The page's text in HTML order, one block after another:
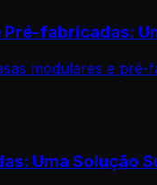
Pré-fabricadas:
modulares e
Uma Solução